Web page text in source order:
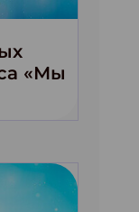
«Мы